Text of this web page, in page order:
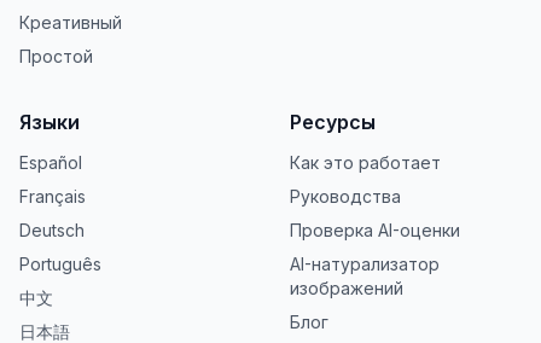
Креативный
Простой
Языки
Español
Français
Deutsch
Português
中文
日本語
Ресурсы
Как это работает
Руководства
Проверка AI-оценки
AI-натурализатор
изображений
Блог